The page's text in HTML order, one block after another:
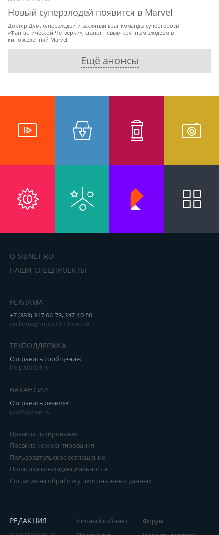
Новый суперзлодей появится в Marvel
Доктор Дум, суперзлодей и заклятый враг команды супергероев
«Фантастической Четвёрки», станет новым крупным злодеем в
киновселенной Marvel.
Ещё анонсы
О SIBNET.RU
НАШИ СПЕЦПРОЕКТЫ
РЕКЛАМА
+7 (383) 347-06-78, 347-10-50
reclame@support.sibnet.ru
ТЕХПОДДЕРЖКА
Отправить сообщение:
help.sibnet.ru
ВАКАНСИИ
Отправить резюме:
job@sibnet.ru
Правила цитирования
Правила комментирования
Пользовательское соглашение
Политика конфиденциальности
Согласие на обработку персональных данных
РЕДАКЦИЯ
Личный кабинет
Форум